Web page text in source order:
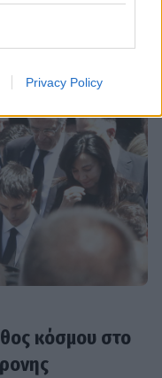
Privacy Policy
κόσμου στο